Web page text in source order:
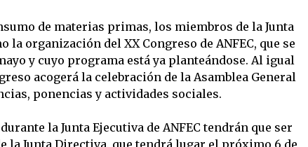
de materias primas, los miembros de la Junta
organización del XX Congreso de ANFEC, que se
y cuyo programa está ya planteándose. Al igual
acogerá la celebración de la Asamblea General
ponencias y actividades sociales.
la Junta Ejecutiva de ANFEC tendrán que ser
la Junta Directiva, que tendrá lugar el próximo 6 de